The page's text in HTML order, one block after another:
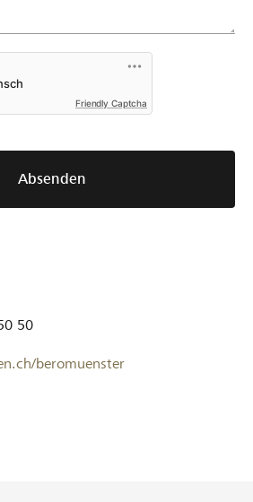
Friendly Captcha
Absenden
50
beromuenster